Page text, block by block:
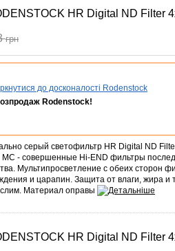
HR Digital ND Filter
грн
до досконалості Rodenstock
Rodenstock!
серый светофильтр HR Digital ND
- совершенные Hi-END фильтры
Мультипросветление с обеих сторон
и царапин. Защита от влаги, жира
Материал оправы
HR Digital ND Filter